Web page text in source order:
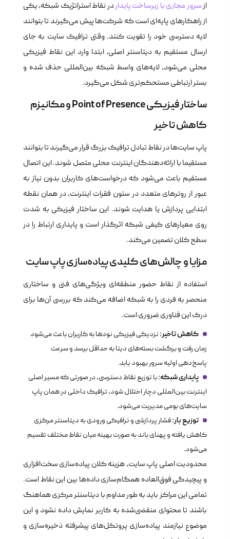
ازسرور مجازی با زیرساخت پایداردر نقاط استراتژیک شبکه، یکی
از راهکارهای پایه‌ای است که شرکت‌ها پیش می‌گیرند تا بتوانند
لایه دسترسی خود را تقویت کنند. وقتی ترافیک سایت به جای
ارسال مستقیم به دیتاسنتر اصلی، ابتدا وارد این نقاط فیزیکی
محلی می‌شود، لایه‌های واسط شبکه بین‌المللی حذف شده و
بستر ارتباطی مستحکم‌تری شکل می‌گیرد.
ساختار فیزیکی Point of Presence و مکانیزم
کاهش تاخیر
پاپ سایت‌ها در نقاط تبادل ترافیک بزرگ قرار می‌گیرند تا بتوانند
مستقیما با ارائه‌دهندگان اینترنت محلی متصل شوند. این اتصال
مستقیم باعث می‌شود که درخواست‌های کاربران بدون نیاز به
عبور از روترهای متعدد در ستون فقرات اینترنت، در همان نقطه
ابتدایی پردازش یا هدایت شوند. این ساختار فیزیکی به شدت
روی معیارهای کیفی شبکه اثرگذار است و پایداری ارتباط را در
سطح کلان تضمین می‌کند.
مزایا و چالش‌های کلیدی پیاده‌سازی پاپ سایت
استفاده از نقاط حضور منطقه‌ای ویژگی‌های فنی و ساختاری
منحصر به فردی را به شبکه اضافه می‌کند که بررسی آن‌ها برای
درک این فناوری ضروری است.
کاهش تاخیر: نزدیکی فیزیکی نودها به کاربران باعث می‌شود
زمان رفت و برگشت بسته‌های دیتا به حداقل برسد و سرعت
پاسخ‌دهی اولیه سرور بهبود یابد.
پایداری شبکه:با توزیع نقاط دسترسی، در صورتی که مسیر اصلی
اینترنت بین‌المللی دچار اختلال شود، ترافیک داخلی در همان پاپ
سایت‌های بومی مدیریت می‌شود.
توزیع بار:فشار پردازشی و ترافیکی ورودی به دیتاسنتر مرکزی
کاهش یافته و پهنای باند به صورت بهینه میان نقاط مختلف تقسیم
می‌شود.
محدودیت اصلی پاپ سایت، هزینه کلان پیاده‌سازی سخت‌افزاری
و پیچیدگی فوق‌العاده همگام‌سازی داده‌ها بین این نقاط است.
تمامی این مراکز باید به طور مداوم با دیتاسنتر مرکزی هماهنگ
باشند تا محتوای منقضی‌شده به کاربر نمایش داده نشود و این
موضوع نیازمند پیاده‌سازی پروتکل‌های پیشرفته ذخیره‌سازی و